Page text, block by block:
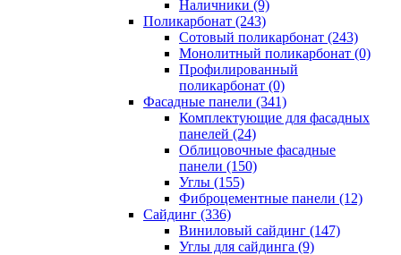
Наличники (9)
Поликарбонат (243)
Сотовый поликарбонат (243)
Монолитный поликарбонат (0)
Профилированный
поликарбонат (0)
Фасадные панели (341)
Комплектующие для фасадных
панелей (24)
Облицовочные фасадные
панели (150)
Углы (155)
Фиброцементные панели (12)
Сайдинг (336)
Виниловый сайдинг (147)
Углы для сайдинга (9)